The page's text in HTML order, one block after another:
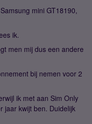
mini GT18190,
ik.
men mij dus een andere
bij nemen voor 2
ik met aan Sim Only
jaar kwijt ben. Duidelijk